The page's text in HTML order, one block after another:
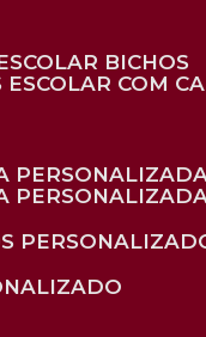
BICHOS
ESCOLAR COM